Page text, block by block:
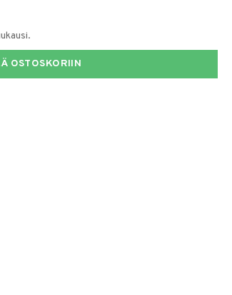
OSTOSKORIIN